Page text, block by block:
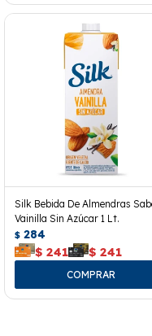
Silk Bebida De Almendras
Vainilla Sin Azúcar 1 Lt.
$ 284
$ 241 $ 241